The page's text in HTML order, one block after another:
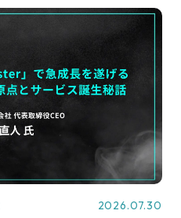
2026.07.30